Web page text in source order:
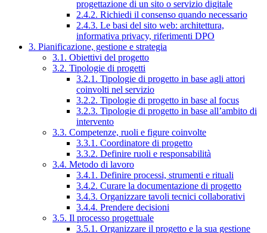
progettazione di un sito o servizio digitale
2.4.2. Richiedi il consenso quando necessario
2.4.3. Le basi del sito web: architettura,
informativa privacy, riferimenti DPO
3. Pianificazione, gestione e strategia
3.1. Obiettivi del progetto
3.2. Tipologie di progetti
3.2.1. Tipologie di progetto in base agli attori
coinvolti nel servizio
3.2.2. Tipologie di progetto in base al focus
3.2.3. Tipologie di progetto in base all’ambito di
intervento
3.3. Competenze, ruoli e figure coinvolte
3.3.1. Coordinatore di progetto
3.3.2. Definire ruoli e responsabilità
3.4. Metodo di lavoro
3.4.1. Definire processi, strumenti e rituali
3.4.2. Curare la documentazione di progetto
3.4.3. Organizzare tavoli tecnici collaborativi
3.4.4. Prendere decisioni
3.5. Il processo progettuale
3.5.1. Organizzare il progetto e la sua gestione